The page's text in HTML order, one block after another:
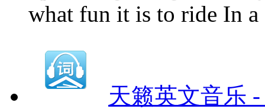
what fun it is to ride In a
天籁英文音乐